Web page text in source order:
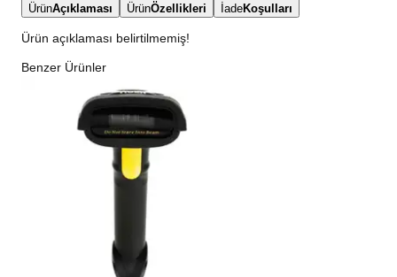
ÜrünAçıklaması ÜrünÖzellikleri İadeKoşulları
Ürün açıklaması belirtilmemiş!
Benzer Ürünler